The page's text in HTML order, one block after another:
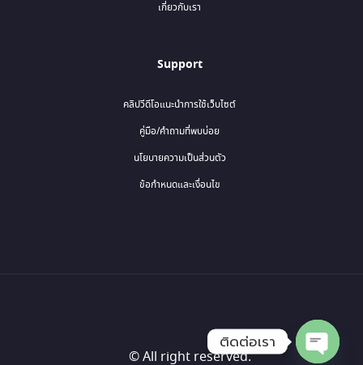
เกี่ยวกับเรา
Support
คลิปวีดีโอแนะนำการใช้เว็บไซต์
คู่มือ/คำถามที่พบบ่อย
นโยบายความเป็นส่วนตัว
ข้อกำหนดและเงื่อนไข
© All right reserved.
ติดต่อเรา